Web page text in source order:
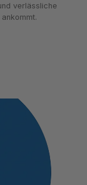
verlässliche